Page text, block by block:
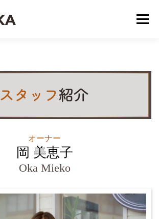
メニ
ご予約・お問合せ スタッフ紹介
オーナー
岡 美恵子
Oka Mieko